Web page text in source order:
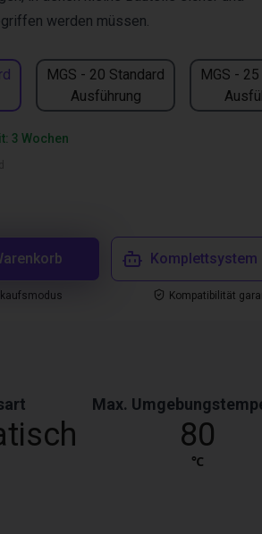
MGS - 20 Standard
Ausführung
MGS -
werden müssen.
3 Wochen
Komplettsystem
Kompatibilität
Max.
80
℃